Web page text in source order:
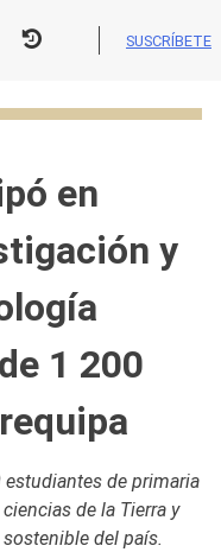
SUSCRÍBETE
en
y
1 200
estudiantes de primaria
de la Tierra y
del país.